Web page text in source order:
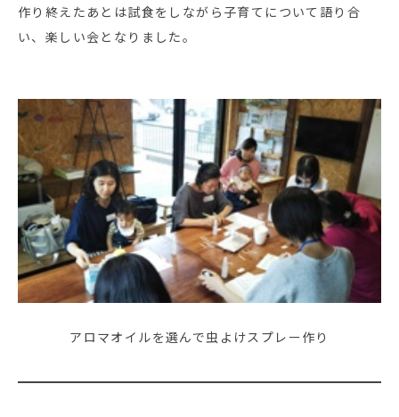
作り終えたあとは試食をしながら子育てについて語り合
い、楽しい会となりました。
アロマオイルを選んで虫よけスプレー作り